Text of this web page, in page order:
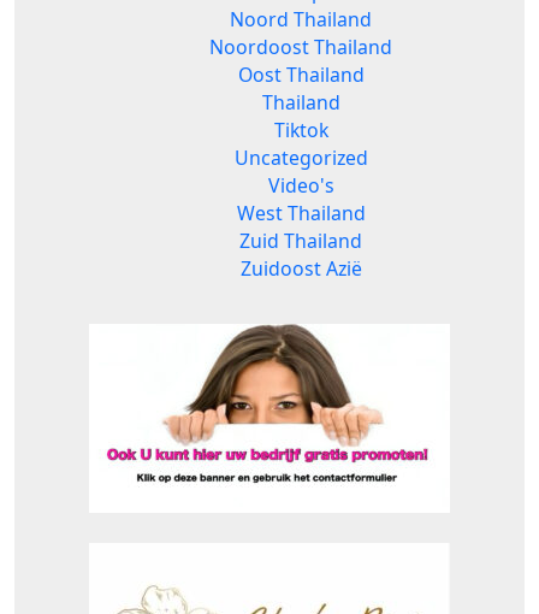
Noord Thailand
Noordoost Thailand
Oost Thailand
Thailand
Tiktok
Uncategorized
Video's
West Thailand
Zuid Thailand
Zuidoost Azië